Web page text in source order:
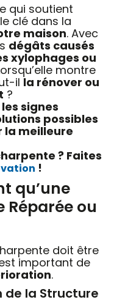
qui soutient
clé dans la
maison. Avec
dégâts causés
xylophages ou
montre
il la rénover ou
?
les signes
possibles
la meilleure
? Faites
!
qu’une
Réparée ou
doit être
important de
.
de la Structure